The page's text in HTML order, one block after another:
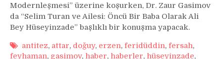
Modernleşmesi” üzerine koşurken, Dr. Zaur Gasimov
da “Selim Turan ve Ailesi: Öncü Bir Baba Olarak Ali
Bey Hüseyinzade” başlıklı bir konuşma yapacak.
antitez, attar, doğuy, erzen, feridüddin, fersah,
feyhaman, gasimov, haber, haberler, hüseyinzade,